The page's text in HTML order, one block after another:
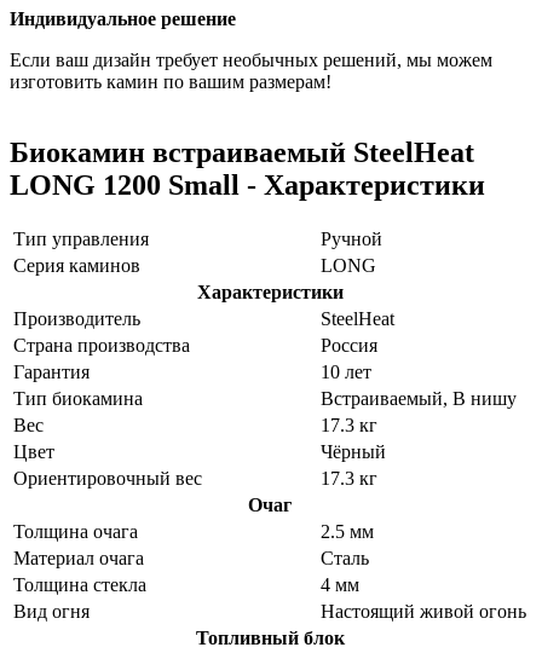
Индивидуальное решение
Если ваш дизайн требует необычных решений, мы можем
изготовить камин по вашим размерам!
Биокамин встраиваемый SteelHeat
LONG 1200 Small - Характеристики
Тип управления
Ручной
Серия каминов
LONG
Характеристики
Производитель
SteelHeat
Страна производства
Россия
Гарантия
10 лет
Тип биокамина
Встраиваемый, В нишу
Вес
17.3 кг
Цвет
Чёрный
Ориентировочный вес
17.3 кг
Очаг
Толщина очага
2.5 мм
Материал очага
Сталь
Толщина стекла
4 мм
Вид огня
Настоящий живой огонь
Топливный блок